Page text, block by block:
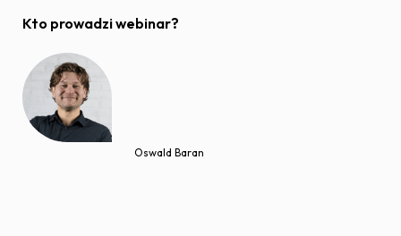
Kto prowadzi webinar?
Oswald Baran